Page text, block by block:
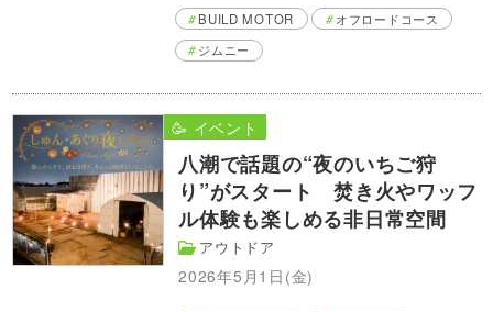
BUILD MOTOR
オフロードコース
ジムニー
八潮で話題の“夜のいちご狩
り”がスタート 焚き火やワッフ
ル体験も楽しめる非日常空間
アウトドア
2026年5月1日(金)
🥳 イベント